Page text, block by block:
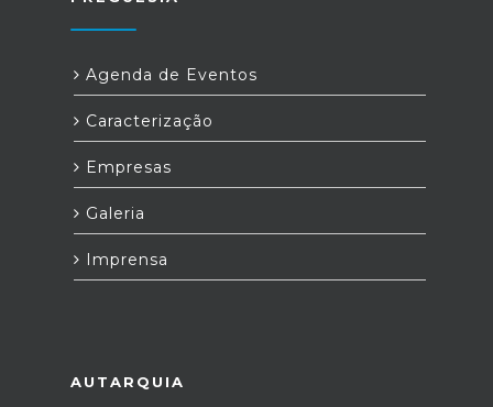
Agenda de Eventos
Caracterização
Empresas
Galeria
Imprensa
AUTARQUIA